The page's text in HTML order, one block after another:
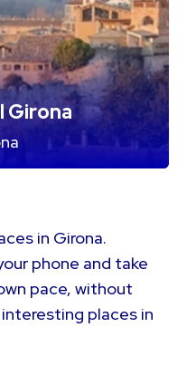
Girona
in Girona.
phone and take
pace, without
places in